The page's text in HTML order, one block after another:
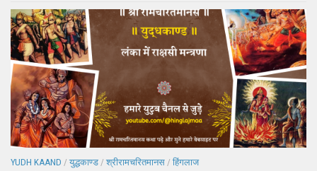
YUDH KAAND / युद्धकाण्ड / श्रीरामचरितमानस / हिंगलाज